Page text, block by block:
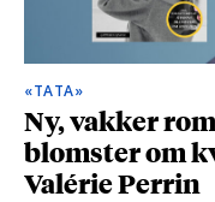
«TATA»
Ny, vakker
blomster om
Valérie Perrin